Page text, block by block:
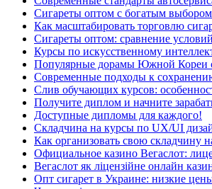
Сигареты оптом с богатым
Как масштабировать торговлю
Сигареты оптом: сравнение
Курсы по искусственному
Популярные дорамы Южной Кореи с
Современные подходы к
Слив обучающих курсов:
Получите диплом и начните
Доступные дипломы для каждого!
Складчина на курсы по UX/UI
Как организовать свою складчину
Официальное казино Вегаслот:
Вегаслот як ліцензійне онлайн
Опт сигарет в Украине: низкие